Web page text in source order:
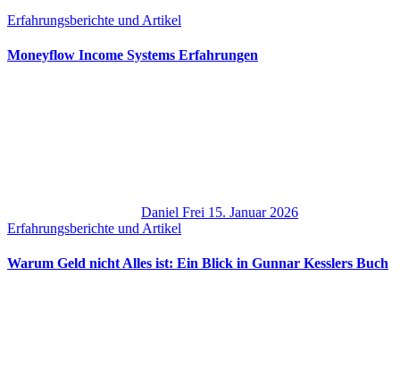
Erfahrungsberichte und Artikel
Moneyflow Income Systems Erfahrungen
Daniel Frei 15. Januar 2026
Erfahrungsberichte und Artikel
Warum Geld nicht Alles ist: Ein Blick in Gunnar Kesslers Buch